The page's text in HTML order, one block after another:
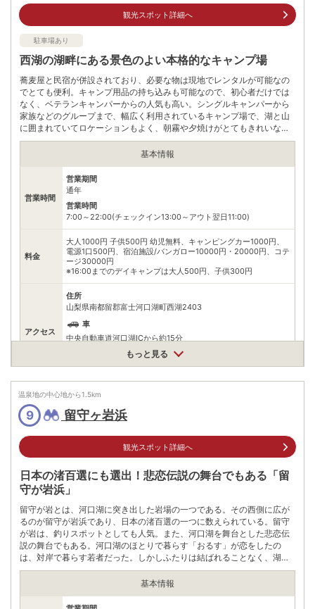
電話番号
0555723168
※問い合わせ先：富士河口湖町役場観光課
※ 掲載情報は変更になる場合があります。最新の内容はご利用前にご自身でお
問合せください。
※ 料金情報は税込・税抜表記が混ざっております。正しい金額はご利用前にご
自身でお問合せください。
観光スポット詳細へ
駐車場あり
西湖の湖畔にある景色のよい本格的なキャンプ場
蕎麦屋と民宿が併設されており、必要な物は現地でレンタルが可能なの
でとても便利。キャンプ用品の持ち込みも可能なので、初心者だけでは
なく、ベテランキャンパーからの人気も高い。シングルキャンパーから
家族などのグループまで、幅広く利用されているキャンプ場で、湖と山
に囲まれていてロケーションもよく、朝霧や夕焼けがとてもきれいな場
所。
基本情報
営業時間
営業期間
通年
営業時間
7:00～22:00(チェックイン13:00～アウト翌日11:00)
料金
大人1000円 子供500円 幼児無料、キャンピングカー1000円、
電源1口500円、宿泊施設/バンガロー10000円・20000円、コテ
ージ30000円
※16:00までのデイキャンプは大人500円、子供300円
アクセス
住所
山梨県南都留郡富士河口湖町西湖2403
車
中央自動車道河口湖ICから約15分
富士急行線河口湖駅からレトロバスで約12分
駐車場 無料（50台）
電話番号 0555822547
※ 掲載情報は変更になる場合があります。最新の内容はご利用前にご自身でお
問合せください。
自身でお問合せください。
もっと見る
温泉地の中心地から1.5km
9 留守ヶ岩浜
観光スポット詳細へ
日本の渚百選にも選出！悲恋伝説の舞台でもある「留
守が岩浜」
留守が岩とは、河口湖に突き出した岩場の一つである。その西側に広が
るのが留守が岩浜であり、日本の渚百選の一つに数えられている。留守
が岩は、釣りスポットとしても人気。また、河口湖を舞台とした悲恋伝
説の舞台でもある。河口湖のほとりで暮らす「おるす」が恋をしたの
は、対岸で暮らす若者だった。しかしふたりは結ばれることなく、湖に
身を投げて亡くなったと伝わる。伝説の娘の名を取って、「留守が岩」
基本情報